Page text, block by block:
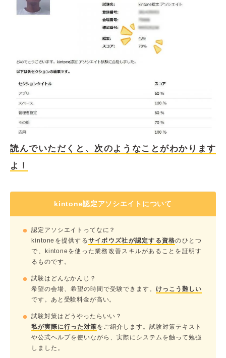
読んでいただくと、次のようなことがわかります
よ！
kintone認定アソシエイトについて
認定アソシエイトってなに？
kintoneを提供するサイボウズ社が認定する資格のひとつ
で、kintoneを使った業務改善スキルがあることを証明す
るものです。
試験はどんなかんじ？
希望の会場、希望の時間で受験できます。 けっこう難しい
です。あと受験料金が高い。
試験対策はどうやったらいい？
私が実際に行った対策をご紹介します。試験対策テキスト
や公式ヘルプを使いながら、実際にシステムを触って勉強
しました。